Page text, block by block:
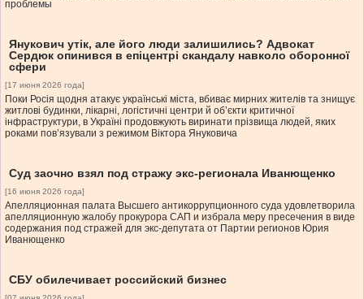
проблемы
Янукович утік, але його люди залишились? Адвокат
Сердюк опинився в епіцентрі скандалу навколо оборонної
сфери
[17 июня 2026 года]
Поки Росія щодня атакує українські міста, вбиває мирних жителів та знищує
житлові будинки, лікарні, логістичні центри й об’єкти критичної
інфраструктури, в Україні продовжують виринати прізвища людей, яких
роками пов’язували з режимом Віктора Януковича
Суд заочно взял под стражу экс-регионала Иванющенко
[16 июня 2026 года]
Апелляционная палата Высшего антикоррупционного суда удовлетворила
апелляционную жалобу прокурора САП и избрала меру пресечения в виде
содержания под стражей для экс-депутата от Партии регионов Юрия
Иванющенко
СБУ обилечивает российский бизнес